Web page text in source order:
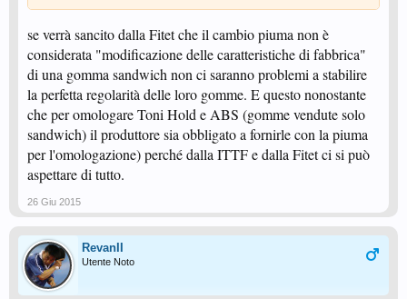
se verrà sancito dalla Fitet che il cambio piuma non è
considerata "modificazione delle caratteristiche di fabbrica"
di una gomma sandwich non ci saranno problemi a stabilire
la perfetta regolarità delle loro gomme. E questo nonostante
che per omologare Toni Hold e ABS (gomme vendute solo
sandwich) il produttore sia obbligato a fornirle con la piuma
per l'omologazione) perché dalla ITTF e dalla Fitet ci si può
aspettare di tutto.
26 Giu 2015
RevanII
Utente Noto